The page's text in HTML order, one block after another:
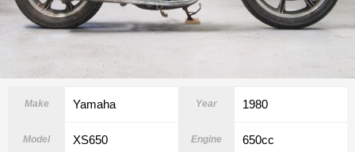
Make Yamaha Year 1980
Model XS650 Engine 650cc